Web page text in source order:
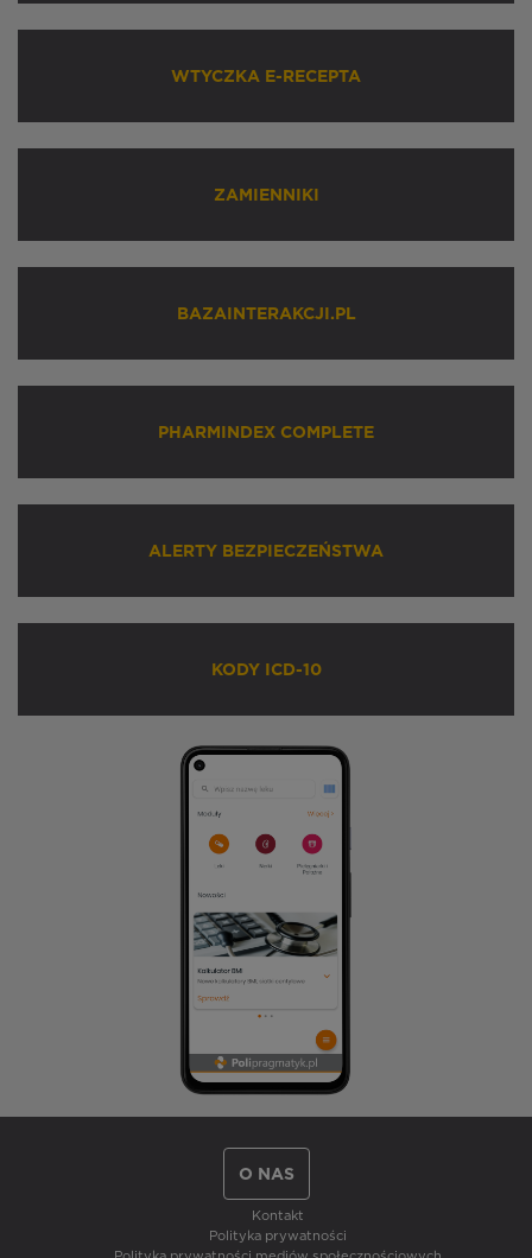
WTYCZKA E-RECEPTA
ZAMIENNIKI
BAZAINTERAKCJI.PL
PHARMINDEX COMPLETE
ALERTY BEZPIECZEŃSTWA
KODY ICD-10
O NAS
Kontakt
Polityka prywatności